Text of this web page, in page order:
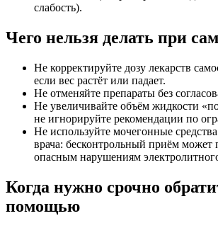
слабость).
Чего нельзя делать при
Не корректируйте дозу лекарств
если вес растёт или падает.
Не отменяйте препараты без
Не увеличивайте объём жидкости
не игнорируйте рекомендации по
Не используйте мочегонные
врача: бесконтрольный приём может
опасным нарушениям
Когда нужно срочно
помощью